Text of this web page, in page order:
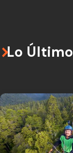
Lo Último